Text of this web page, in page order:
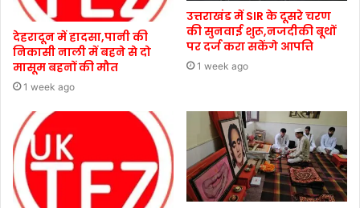
देहरादून में हादसा,पानी की
निकासी नाली में बहने से दो
मासूम बहनों की मौत
1 week ago
उत्तराखंड में SIR के दूसरे चरण
की सुनवाई शुरू,नजदीकी बूथों
पर दर्ज करा सकेंगे आपत्ति
1 week ago